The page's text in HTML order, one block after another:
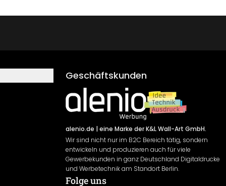
Geschäftskunden
alenio.de | eine Marke der K&L Wall-Art GmbH.
Wir sind nicht nur im B2C Bereich tätig, sondern
entwickeln und produzieren auch für viele
Gewerbekunden in ganz Deutschland Digitaldrucke
und Werbetechnik am Standort Berlin.
Folge uns